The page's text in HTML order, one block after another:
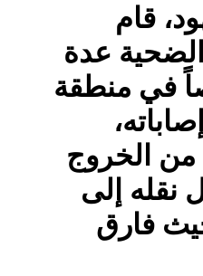
قام
عدة
في منطقة
الخروج
نقله إلى
فارق